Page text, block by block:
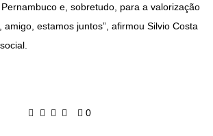
e, sobretudo, para a valorização
amigo, estamos juntos”, afirmou Silvio Costa
0